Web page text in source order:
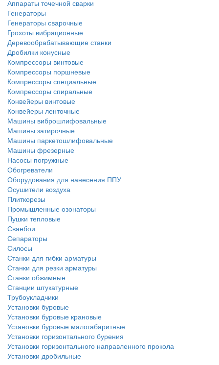
Аппараты точечной сварки
Генераторы
Генераторы сварочные
Грохоты вибрационные
Деревообрабатывающие станки
Дробилки конусные
Компрессоры винтовые
Компрессоры поршневые
Компрессоры специальные
Компрессоры спиральные
Конвейеры винтовые
Конвейеры ленточные
Машины виброшлифовальные
Машины затирочные
Машины паркетошлифовальные
Машины фрезерные
Насосы погружные
Обогреватели
Оборудования для нанесения ППУ
Осушители воздуха
Плиткорезы
Промышленные озонаторы
Пушки тепловые
Сваебои
Сепараторы
Силосы
Станки для гибки арматуры
Станки для резки арматуры
Станки обжимные
Станции штукатурные
Трубоукладчики
Установки буровые
Установки буровые крановые
Установки буровые малогабаритные
Установки горизонтального бурения
Установки горизонтального направленного прокола
Установки дробильные